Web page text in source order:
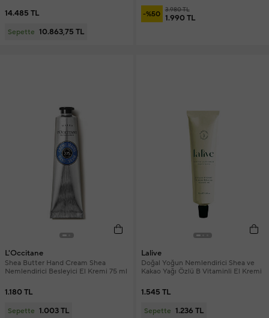
14.485 TL
Sepette 10.863,75 TL
-%50 3.980 TL
1.990 TL
L'Occitane
Shea Butter Hand Cream Shea
Nemlendirici Besleyici El Kremi 75 ml
1.180 TL
Sepette 1.003 TL
Lalive
Doğal Yoğun Nemlendirici Shea ve
Kakao Yağı Özlü B Vitaminli El Kremi
1.545 TL
Sepette 1.236 TL